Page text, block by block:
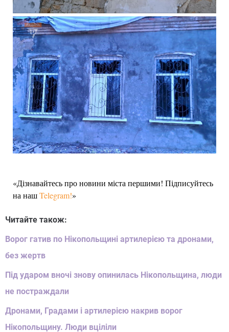
«Дізнавайтесь про новини міста першими! Підписуйтесь
на нашTelegram!»
Читайте також:
Ворог гатив по Нікопольщині артилерією та дронами,
без жертв
Під ударом вночі знову опинилась Нікопольщина, люди
не постраждали
Дронами, Градами і артилерією накрив ворог
Нікопольщину. Люди вціліли